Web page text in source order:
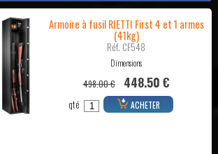
Armoire à fusil RIETTI First 4 et 1 armes
(41kg)
Réf. CF548
Dimensions
498.00 € 448.50 €
qté ACHETER